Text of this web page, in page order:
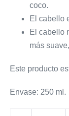
coco.
El cabello
El cabello
más
Este producto
Envase: 250 ml.